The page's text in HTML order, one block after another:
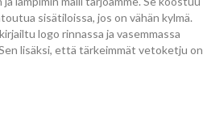
sisätiloissa, jos on vähän kylmä.
logo rinnassa ja vasemmassa
lisäksi, että tärkeimmät vetoketju on